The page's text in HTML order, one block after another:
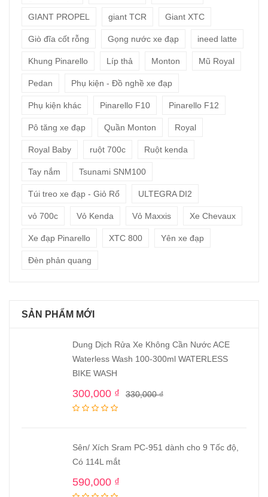
GIANT PROPEL giant TCR Giant XTC
Giò đĩa cốt rỗng Gọng nước xe đạp ineed latte
Khung Pinarello Líp thả Monton Mũ Royal
Pedan Phụ kiện - Đồ nghề xe đạp
Phụ kiện khác Pinarello F10 Pinarello F12
Pô tăng xe đạp Quần Monton Royal
Royal Baby ruột 700c Ruột kenda
Tay nắm Tsunami SNM100
Túi treo xe đạp - Giỏ Rổ ULTEGRA DI2
vỏ 700c Vỏ Kenda Vỏ Maxxis Xe Chevaux
Xe đạp Pinarello XTC 800 Yên xe đạp
Đèn phản quang
SẢN PHẨM MỚI
Dung Dịch Rửa Xe Không Cần Nước ACE
Waterless Wash 100-300ml WATERLESS
BIKE WASH
330,000₫
300,000 ₫
Sên/ Xích Sram PC-951 dành cho 9 Tốc độ,
Có 114L mắt
590,000 ₫